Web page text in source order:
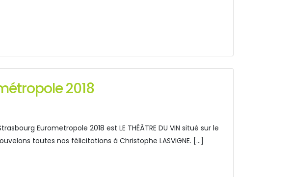
2018
Eurometropole 2018 est LE THÉÂTRE DU VIN situé sur le
toutes nos félicitations à Christophe LASVIGNE. […]